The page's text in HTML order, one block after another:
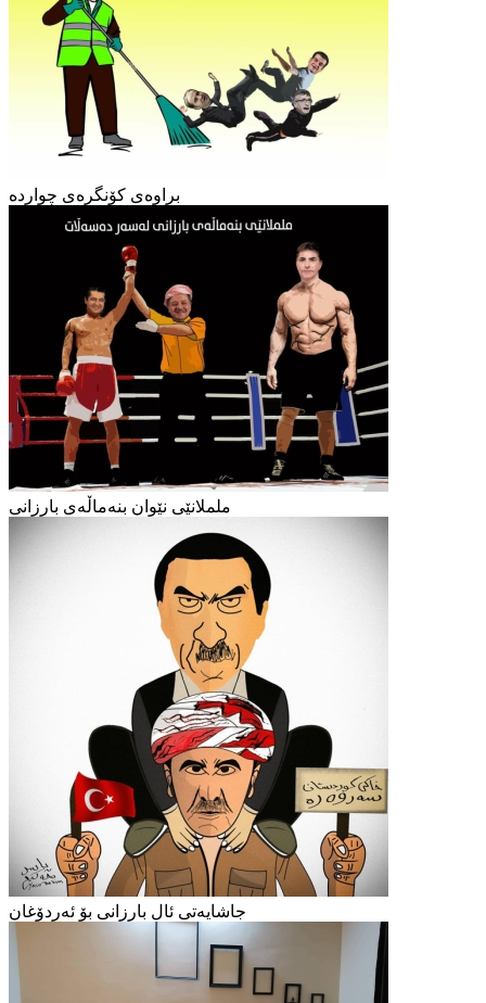
براوەی کۆنگرەی چواردە
ململانێی نێوان بنەماڵەی بارزانی
جاشایەتی ئال بارزانی بۆ ئەردۆغان